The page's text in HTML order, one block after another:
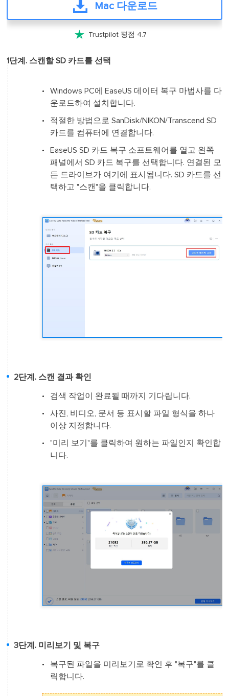
Mac 다운로드
 Trustpilot 평점 4.7
1단계. 스캔할 SD 카드를 선택
Windows PC에 EaseUS 데이터 복구 마법사를 다
운로드하여 설치합니다.
적절한 방법으로 SanDisk/NIKON/Transcend SD
카드를 컴퓨터에 연결합니다.
EaseUS SD 카드 복구 소프트웨어를 열고 왼쪽
패널에서 SD 카드 복구를 선택합니다. 연결된 모
든 드라이브가 여기에 표시됩니다. SD 카드를 선
택하고 "스캔"을 클릭합니다.
2단계. 스캔 결과 확인
검색 작업이 완료될 때까지 기다립니다.
사진, 비디오, 문서 등 표시할 파일 형식을 하나
이상 지정합니다.
"미리 보기"를 클릭하여 원하는 파일인지 확인합
니다.
3단계. 미리보기 및 복구
복구된 파일을 미리보기로 확인 후 "복구"를 클
릭합니다.